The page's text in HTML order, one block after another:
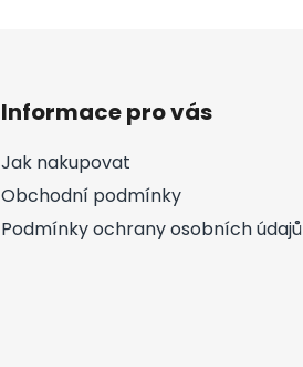
Informace pro vás
Jak nakupovat
Obchodní podmínky
Podmínky ochrany osobních údajů